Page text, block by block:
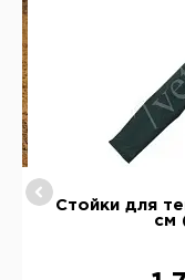
Стойки для
см